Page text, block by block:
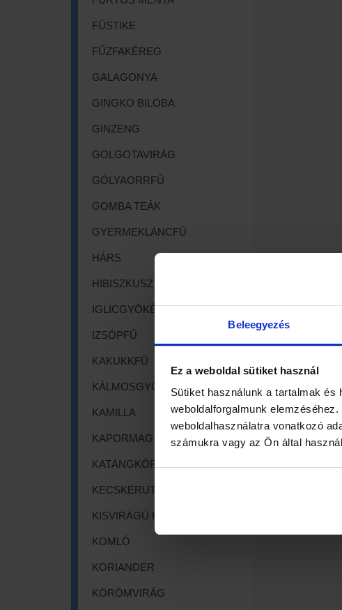
Beleegyezés
Ez a weboldal sütiket használ
Sütiket használunk a tartalmak
weboldalforgalmunk
weboldalhasználatra vonatkozó
számukra vagy az Ön által
FÜSTIKE
FŰZFAKÉREG
GALAGONYA
GINGKO BILOBA
GINZENG
GOLGOTAVIRÁG
GÓLYAORRFŰ
GOMBA TEÁK
GYERMEKLÁNCFŰ
HÁRS
HIBISZKUSZ
IGLICGYÖKÉR
IZSÓPFŰ
KAKUKKFŰ
KÁLMOSGYÖKÉR
KAMILLA
KAPORMAG
KATÁNGKÓRÓ
KECSKERUTA
KISVIRÁGÚ FÜZIKE
KOMLÓ
KORIANDER
KÖRÖMVIRÁG